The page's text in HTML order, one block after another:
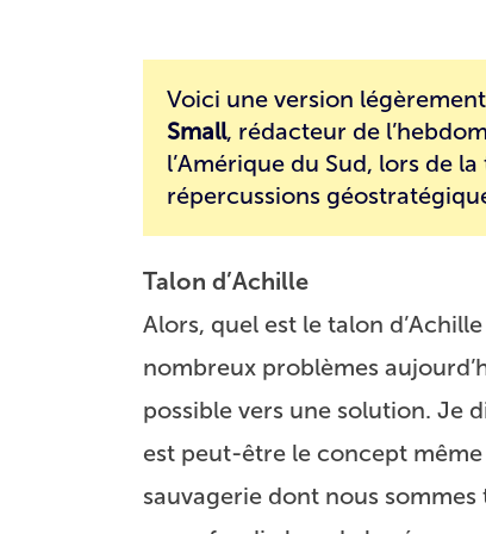
Voici une version
Small, rédacteur de
l’Amérique du Sud, lors de
répercussions
Talon d’Achille
Alors, quel est le talon
nombreux problèmes
possible vers une solution. Je
est peut-être le concept
sauvagerie dont nous